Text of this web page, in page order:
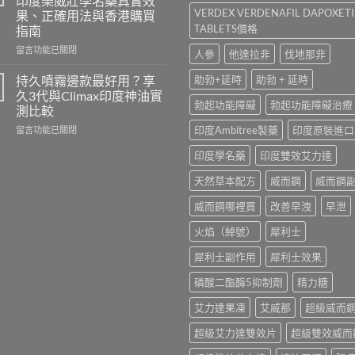
Kamagra
與
Kamagra
Oral
全
面
比
較〉
中
港
哪
裡
買？
利
士
學
名
藥
果、正確用法與香港購買
指南
在
威
大
Levifil
20mg
評
留言功能已關閉
持久噴霧邊款最好用？享
久3代與Climax印度神油實
測比較
在
留言功能已關閉
VERDEX VERDENAFIL
TABLETS價格
人參
他達拉非
伐地那非
助勃+延時
助勃 + 延時
勃起功能障礙
勃起功能障礙治療
印度Ambitree製藥
印度原裝進口
印度學名藥
印度雙效艾力達
天然草本配方
威而鋼
威而鋼
威而鋼哪裡買
改善早洩
早泄
火焰（綽號）
犀利士
犀利士副作用
犀利士效果
磷酸二酯酶5抑制劑
精力糖
艾力達果凍
艾威那
超級威而鋼
超級艾力達雙效片
超級雙效威而